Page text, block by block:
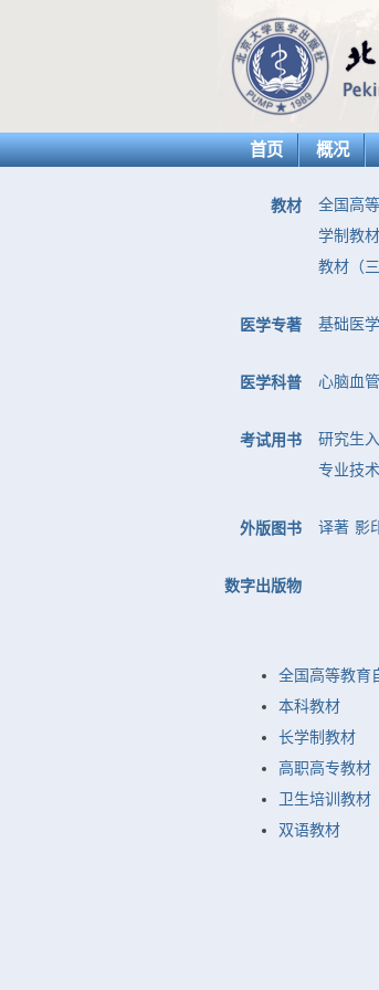
首页 概况
教材 全国高
学制教材
教材（三
医学专著 基础医学
医学科普 心脑血
考试用书 研究生
专业技
外版图书 译著 影
数字出版物
全国高等教育
本科教材
长学制教材
高职高专教材
卫生培训教材
双语教材